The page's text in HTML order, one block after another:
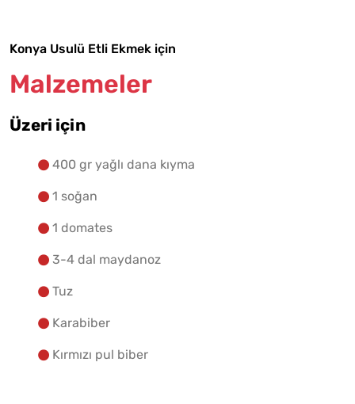
Konya Usulü Etli Ekmek için
Malzemeler
Üzeri için
400 gr yağlı dana kıyma
1 soğan
1 domates
3-4 dal maydanoz
Tuz
Karabiber
Kırmızı pul biber